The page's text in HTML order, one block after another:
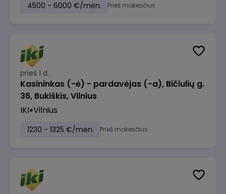
4500 - 6000 €/mėn. Prieš mokesčius
prieš 1 d.
Kasininkas (-ė) - pardavėjas (-a), Bičiulių g.
36, Bukiškis, Vilnius
IKI Vilnius
1230 - 1325 €/mėn. Prieš mokesčius